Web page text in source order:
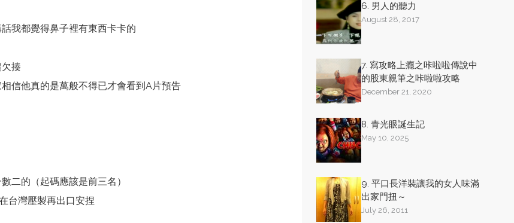
我都覺得鼻子裡有東西卡卡的
揍
信他真的是萬般不得已才會看到A片預告
二的（起碼應該是前三名）
台灣壓製再出口安捏
6. 男人的聽力
August 28, 2017
7. 寫攻略上癮之咔啦啦傳說中
的股東親筆之咔啦啦攻略
December 21, 2020
8. 青光眼誕生記
May 10, 2025
9. 平口長洋裝讓我的女人味滿
出家門扭～
July 26, 2011